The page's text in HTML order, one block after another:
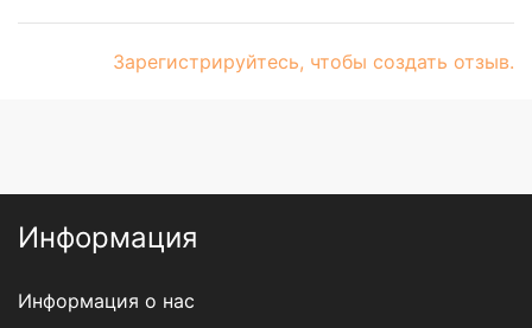
Зарегистрируйтесь, чтобы создать отзыв.
Информация
Информация о нас